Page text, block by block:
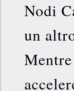
Nodi
un